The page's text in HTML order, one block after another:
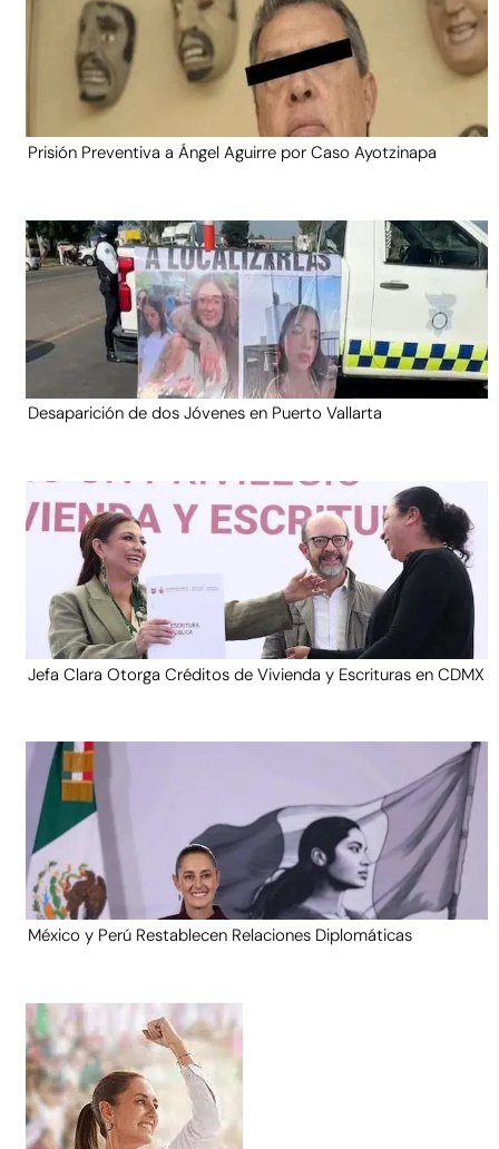
Prisión Preventiva a Ángel Aguirre por Caso Ayotzinapa
Desaparición de dos Jóvenes en Puerto Vallarta
Jefa Clara Otorga Créditos de Vivienda y Escrituras en CDMX
México y Perú Restablecen Relaciones Diplomáticas